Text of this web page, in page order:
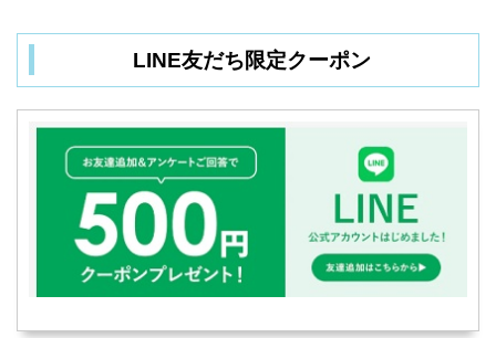
LINE友だち限定クーポン